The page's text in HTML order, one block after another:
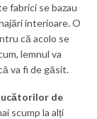
fabrici se bazau
interioare. O
că acolo se
lemnul va
va fi de găsit.
de
scump la alți